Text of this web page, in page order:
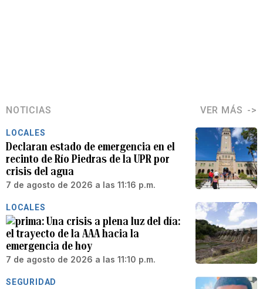
NOTICIAS VER MÁS
LOCALES
Declaran estado de emergencia en el
recinto de Río Piedras de la UPR por
crisis del agua
7 de agosto de 2026 a las 11:16 p.m.
LOCALES
Una crisis a plena luz del día:
el trayecto de la AAA hacia la
emergencia de hoy
7 de agosto de 2026 a las 11:10 p.m.
SEGURIDAD